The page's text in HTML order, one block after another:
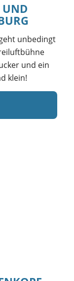
UND
unbedingt
und ein
klein!